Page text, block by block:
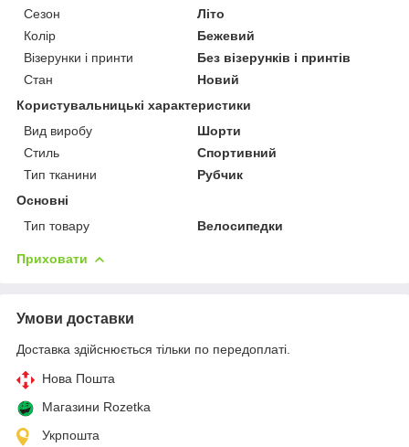
Сезон
Літо
Колір
Бежевий
Візерунки і принти
Без візерунків і принтів
Стан
Новий
Користувальницькі характеристики
Вид виробу
Шорти
Стиль
Спортивний
Тип тканини
Рубчик
Основні
Тип товару
Велосипедки
Приховати
Умови доставки
Доставка здійснюється тільки по передоплаті.
Нова Пошта
Магазини Rozetka
Укрпошта